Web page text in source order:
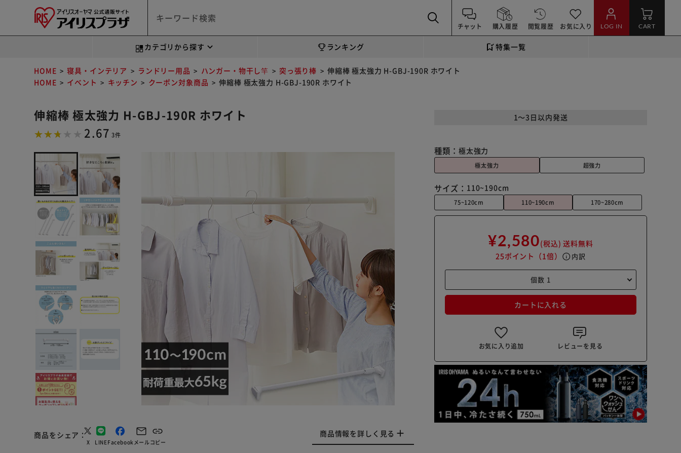
チャット 購入履歴 閲覧履歴 お気に入り LOG IN CART
カテゴリから探す ランキング 特集一覧
HOME 寝具・インテリア ランドリー用品 ハンガー・物干し竿 突っ張り棒
伸縮棒 極太強力 H-GBJ-190R ホワイト
HOME
イベント キッチン クーポン対象商品 伸縮棒 極太強力 H-GBJ-190R ホワイト
伸縮棒 極太強力 H-GBJ-190R ホワイト
2.67 3件
商品をシェア
X LINEFacebook メールコピー
商品情報を詳しく見る
1～3日以内発送
種類： 極太強力
極太強力 超強力
サイズ： 110~190cm
75~120cm 110~190cm 170~280cm
¥2,580(税込) 送料無料
25ポイント （1倍） info 内訳
カートに入れる
お気に入り追加 レビューを見る